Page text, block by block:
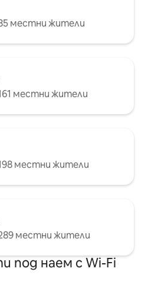
местни жители
местни жители
местни жители
местни жители
под наем с Wi-Fi